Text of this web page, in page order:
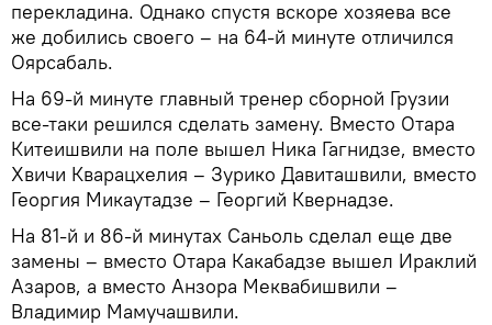
перекладина. Однако спустя вскоре хозяева все
же добились своего – на 64-й минуте отличился
Оярсабаль.
На 69-й минуте главный тренер сборной Грузии
все-таки решился сделать замену. Вместо Отара
Китеишвили на поле вышел Ника Гагнидзе, вместо
Хвичи Кварацхелия – Зурико Давиташвили, вместо
Георгия Микаутадзе – Георгий Квернадзе.
На 81-й и 86-й минутах Саньоль сделал еще две
замены – вместо Отара Какабадзе вышел Ираклий
Азаров, а вместо Анзора Меквабишвили –
Владимир Мамучашвили.